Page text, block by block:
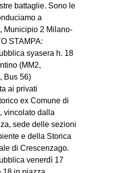
ms
SEARCH
battaglie. Sono le
a
Municipio 2 Milano-
STAMPA:
syasera h. 18
(MM2,
Bus 56)
ai privati
ex Comune di
vincolato dalla
sede delle sezioni
e della Storica
di Crescenzago.
venerdì 17